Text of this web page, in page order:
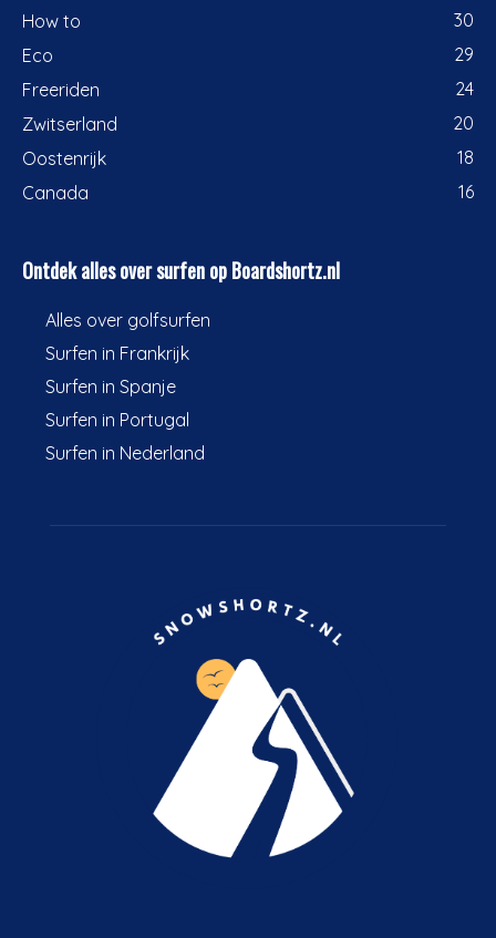
How to
30
Eco
29
Freeriden
24
Zwitserland
20
Oostenrijk
18
Canada
16
Ontdek alles over surfen op Boardshortz.nl
Alles over golfsurfen
Surfen in Frankrijk
Surfen in Spanje
Surfen in Portugal
Surfen in Nederland